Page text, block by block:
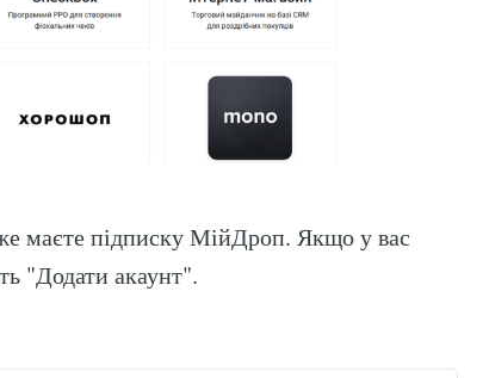
маєте підписку МійДроп. Якщо у вас
"Додати акаунт".